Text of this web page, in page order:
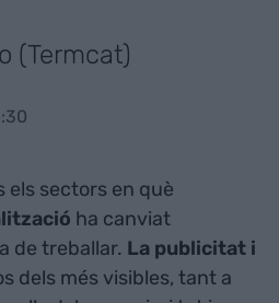
(Termcat)
els sectors en què
ha canviat
de treballar. La publicitat i
dels més visibles, tant a